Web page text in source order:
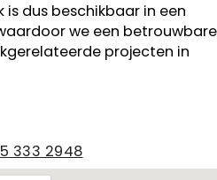
is dus beschikbaar in een
we een betrouwbare
projecten in
333 2948